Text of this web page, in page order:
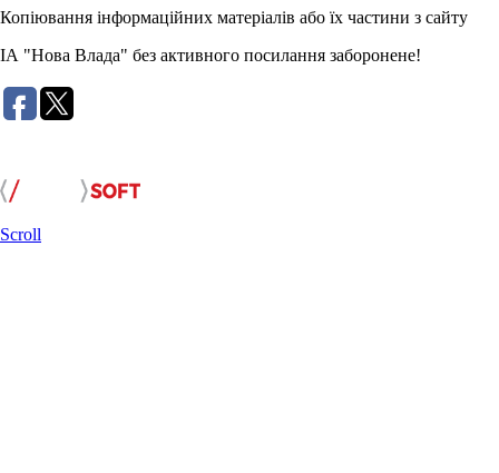
Копіювання інформаційних матеріалів або їх частини з сайту
ІА "Нова Влада" без активного посилання заборонене!
Scroll